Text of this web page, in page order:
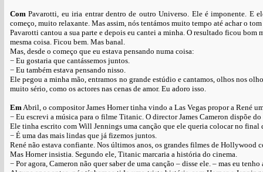
Com Pavarotti, eu iria entrar dentro de outro Universo. Ele é imponente. E
começo, muito relaxante. Mas assim, nós tentámos muito tempo até achar o
Pavarotti cantou a sua parte e depois eu cantei a minha. O resultado ficou
mesma coisa. Ficou bem. Mas banal.
Mas, desde o começo que eu estava pensando numa coisa:
− Eu gostaria que cantássemos juntos.
− Eu também estava pensando nisso.
Ele pegou a minha mão, entramos no grande estúdio e cantamos, olhos nos
muito sério, como os actores nas cenas de amor. Eu adoro isso.
EmAbril, o compositor James Horner tinha vindo a Las Vegas propor a René
− Eu escrevi a música para o filme Titanic. O director James Cameron dispõe
Ele tinha escrito com Will Jennings uma canção que ele queria colocar no final
− É uma das mais lindas que já fizemos juntos.
René não estava confiante. Nos últimos anos, os grandes filmes de Hollywood
Mas Horner insistia. Segundo ele, Titanic marcaria a história do cinema.
− Por agora, Cameron não quer saber de uma canção – disse ele. – mas eu